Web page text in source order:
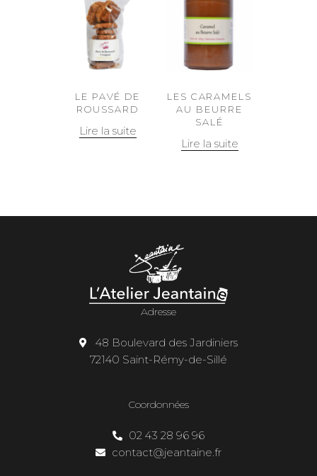
LE PAVÉ DE
ROUSSARD
Lire la suite
LES CARAMELS
AU BEURRE
SALÉ
Lire la suite
Adresse
48 Boulevard des Jardiniers
72140 Saint-Rémy-de-Sillé
Coordonnées
02 43 28 96 96
contact@jeantaine.fr